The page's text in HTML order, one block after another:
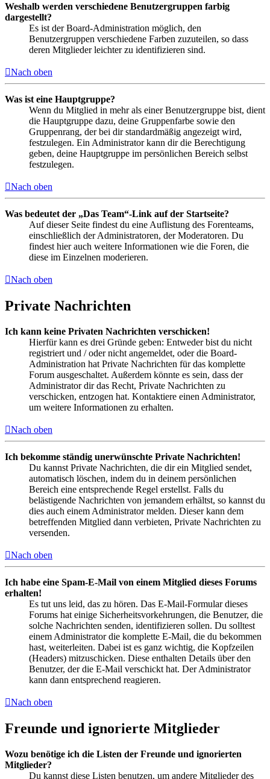
Weshalb werden verschiedene Benutzergruppen farbig
dargestellt?
Es ist der Board-Administration möglich, den
Benutzergruppen verschiedene Farben zuzuteilen, so dass
deren Mitglieder leichter zu identifizieren sind.
Nach oben
Was ist eine Hauptgruppe?
Wenn du Mitglied in mehr als einer Benutzergruppe bist, dient
die Hauptgruppe dazu, deine Gruppenfarbe sowie den
Gruppenrang, der bei dir standardmäßig angezeigt wird,
festzulegen. Ein Administrator kann dir die Berechtigung
geben, deine Hauptgruppe im persönlichen Bereich selbst
festzulegen.
Nach oben
Was bedeutet der „Das Team“-Link auf der Startseite?
Auf dieser Seite findest du eine Auflistung des Forenteams,
einschließlich der Administratoren, der Moderatoren. Du
findest hier auch weitere Informationen wie die Foren, die
diese im Einzelnen moderieren.
Nach oben
Private Nachrichten
Ich kann keine Privaten Nachrichten verschicken!
Hierfür kann es drei Gründe geben: Entweder bist du nicht
registriert und / oder nicht angemeldet, oder die Board-
Administration hat Private Nachrichten für das komplette
Forum ausgeschaltet. Außerdem könnte es sein, dass der
Administrator dir das Recht, Private Nachrichten zu
verschicken, entzogen hat. Kontaktiere einen Administrator,
um weitere Informationen zu erhalten.
Nach oben
Ich bekomme ständig unerwünschte Private Nachrichten!
Du kannst Private Nachrichten, die dir ein Mitglied sendet,
automatisch löschen, indem du in deinem persönlichen
Bereich eine entsprechende Regel erstellst. Falls du
belästigende Nachrichten von jemandem erhältst, so kannst du
dies auch einem Administrator melden. Dieser kann dem
betreffenden Mitglied dann verbieten, Private Nachrichten zu
versenden.
Nach oben
Ich habe eine Spam-E-Mail von einem Mitglied dieses Forums
erhalten!
Es tut uns leid, das zu hören. Das E-Mail-Formular dieses
Forums hat einige Sicherheitsvorkehrungen, die Benutzer, die
solche Nachrichten senden, identifizieren sollen. Du solltest
einem Administrator die komplette E-Mail, die du bekommen
hast, weiterleiten. Dabei ist es ganz wichtig, die Kopfzeilen
(Headers) mitzuschicken. Diese enthalten Details über den
Benutzer, der die E-Mail verschickt hat. Der Administrator
kann dann entsprechend reagieren.
Nach oben
Freunde und ignorierte Mitglieder
Wozu benötige ich die Listen der Freunde und ignorierten
Mitglieder?
Du kannst diese Listen benutzen, um andere Mitglieder des